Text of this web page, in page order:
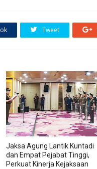
Tweet
Jaksa Agung Lantik Kuntadi
dan Empat Pejabat Tinggi,
Perkuat Kinerja Kejaksaan